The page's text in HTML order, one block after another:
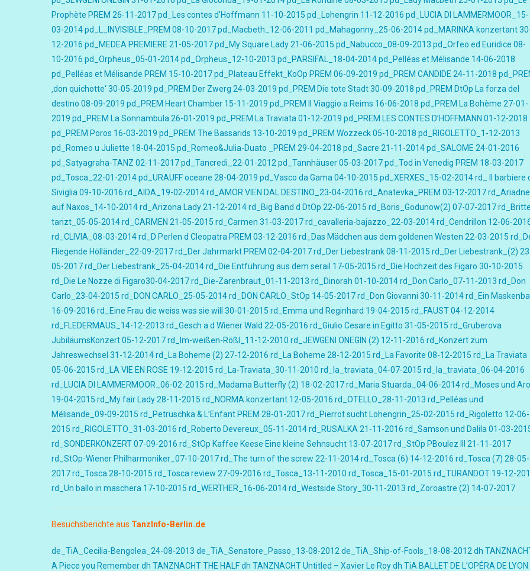
Prophète PREM 26-11-2017pd_Les contes d’Hoffmann 11-10-2015 pd_Lohengrin 11-12-2016 pd_LUCIA DI LAMMERMOOR_15-
03-2014pd_L_INVISIBLE_PREM 08-10-2017pd_Macbeth_12-06-2011 pd_Mahagonny_25-06-2014pd_MARINKA konzertant
12-2016 pd_MEDEA PREMIERE 21-05-2017pd_My Square Lady 21-06-2015 pd_Nabucco_08-09-2013 pd_Orfeo ed Euridice 08-
10-2016 pd_Orpheus_05-01-2014pd_Orpheus_12-10-2013 pd_PARSIFAL_18-04-2014pd_Pelléas et Mélisande 14-06-2018
pd_Pelléas et Mélisande PREM 15-10-2017pd_Plateau Effekt_KoOp PREM 06-09-2019 pd_PREM CANDIDE 24-11-2018
‚don quichotte‘ 30-05-2019 pd_PREM Der Zwerg 24-03-2019 pd_PREM Die tote Stadt 30-09-2018 pd_PREM DtOp La forza del
destino 08-09-2019 pd_PREM Heart Chamber 15-11-2019 pd_PREM Il Viaggio a Reims 16-06-2018 pd_PREM La Bohème 27-01-
2019 pd_PREM La Sonnambula 26-01-2019 pd_PREM La Traviata 01-12-2019 pd_PREM LES CONTES D’HOFFMANN 01-12-2018
pd_PREM Poros 16-03-2019 pd_PREM The Bassarids 13-10-2019 pd_PREM Wozzeck 05-10-2018 pd_RIGOLETTO_1-12-2013
pd_Romeo u Juliette 18-04-2015 pd_Romeo&Julia-Duato _PREM 29-04-2018 pd_Sacre 21-11-2014pd_SALOME 24-01-2016
pd_Satyagraha-TANZ 02-11-2017pd_Tancredi_22-01-2012 pd_Tannhäuser 05-03-2017pd_Tod in Venedig PREM 18-03-2017
pd_Tosca_22-01-2014pd_URAUFF oceane 28-04-2019 pd_Vasco da Gama 04-10-2015 pd_XERXES_15-02-2014rd_ Il barbiere
Siviglia 09-10-2016 rd_AIDA_19-02-2014rd_AMOR VIEN DAL DESTINO_23-04-2016 rd_Anatevka_PREM 03-12-2017rd_Ariadne
auf Naxos_14-10-2014rd_Arizona Lady 21-12-2014rd_Big Band d DtOp 22-06-2015 rd_Boris_Godunow(2) 07-07-2017
tanzt_05-05-2014rd_CARMEN 21-05-2015 rd_Carmen 31-03-2017rd_cavalleria-bajazzo_22-03-2014rd_Cendrillon 12-06-
rd_CLIVIA_08-03-2014rd_D Perlen d Cleopatra PREM 03-12-2016 rd_Das Mädchen aus dem goldenen Westen 22-03-2015
Fliegende Hölländer_22-09-2017rd_Der Jahrmarkt PREM 02-04-2017rd_Der Liebestrank 08-11-2015 rd_Der Liebestrank_(2)
05-2017rd_Der Liebestrank_25-04-2014rd_Die Entführung aus dem serail 17-05-2015 rd_Die Hochzeit des Figaro 30-10-2015
rd_Die Le Nozze di Figaro30-04-2017rd_Die-Zarenbraut_01-11-2013 rd_Dinorah 01-10-2014rd_Don Carlo_07-11-2013 rd_Don
Carlo_23-04-2015 rd_DON CARLO_25-05-2014rd_DON CARLO_StOp 14-05-2017rd_Don Giovanni 30-11-2014rd_Ein
16-09-2016 rd_Eine Frau die weiss was sie will 30-01-2015 rd_Emma und Reginhard 19-04-2015 rd_FAUST 04-12-2014
rd_FLEDERMAUS_14-12-2013 rd_Gesch a d Wiener Wald 22-05-2016 rd_Giulio Cesare in Egitto 31-05-2015 rd_Gruberova
JubiläumsKonzert 05-12-2017rd_Im-weißen-Rößl_11-12-2010 rd_JEWGENI ONEGIN (2) 12-11-2016 rd_Konzert zum
Jahreswechsel 31-12-2014rd_La Boheme (2) 27-12-2016 rd_La Boheme 28-12-2015 rd_La Favorite 08-12-2015 rd_La Traviata
05-06-2015 rd_LA VIE EN ROSE 19-12-2015 rd_La-Traviata_30-11-2010 rd_la_traviata_04-07-2015 rd_la_traviata_06-04-2016
rd_LUCIA DI LAMMERMOOR_06-02-2015 rd_Madama Butterfly (2) 18-02-2017rd_Maria Stuarda_04-06-2014rd_Moses und
19-04-2015 rd_My fair Lady 28-11-2015 rd_NORMA konzertant 12-05-2016 rd_OTELLO_28-11-2013 rd_Pelléas und
Mélisande_09-09-2015 rd_Petruschka & L’Enfant PREM 28-01-2017rd_Pierrot sucht Lohengrin_25-02-2015 rd_Rigoletto 12-06-
2015 rd_RIGOLETTO_31-03-2016 rd_Roberto Devereux_05-11-2014rd_RUSALKA 21-11-2016 rd_Samson und Dalila 01-03-
rd_SONDERKONZERT 07-09-2016 rd_StOp Kaffee Keese Eine kleine Sehnsucht 13-07-2017rd_StOp PBoulez III 21-11-2017
rd_StOp-Wiener Philharmoniker_07-10-2017rd_The turn of the screw 22-11-2014rd_Tosca (6) 14-12-2016 rd_Tosca (7) 28-05-
2017rd_Tosca 28-10-2015 rd_Tosca review 27-09-2016 rd_Tosca_13-11-2010 rd_Tosca_15-01-2015 rd_TURANDOT 19-12-
rd_Un ballo in maschera 17-10-2015 rd_WERTHER_16-06-2014rd_Westside Story_30-11-2013 rd_Zoroastre (2) 14-07-2017
Besuchsberichte aus TanzInfo-Berlin.de
de_TiA_Cecilia-Bengolea_24-08-2013 de_TiA_Senatore_Passo_13-08-2012 de_TiA_Ship-of-Fools_18-08-2012 dh
A Piece you Rememberdh TANZNACHT THE HALFdh TANZNACHT Untitled – Xavier Le Roydh TiA BALLET DE L’OPÉRA DE LYON